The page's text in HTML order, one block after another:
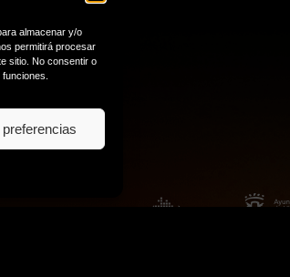
almacenar y/o
permitirá procesar
sitio. No consentir o
preferencias